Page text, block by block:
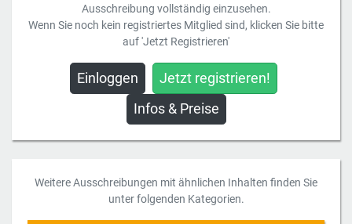
Ausschreibung vollständig einzusehen.
Wenn Sie noch kein registriertes Mitglied sind, klicken Sie bitte
auf 'Jetzt Registrieren'
Einloggen
Jetzt registrieren!
Infos & Preise
Weitere Ausschreibungen mit ähnlichen Inhalten finden Sie
unter folgenden Kategorien.